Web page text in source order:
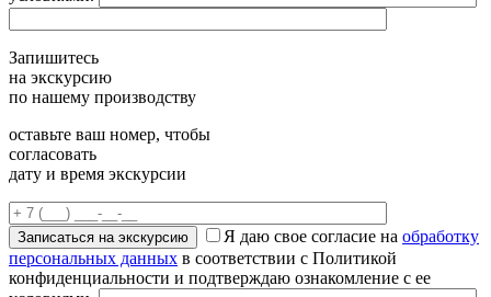
Запишитесь
на экскурсию
по нашему производству
оставьте ваш номер, чтобы
согласовать
дату и время экскурсии
Я даю свое согласие на обработку
персональных данных в соответствии с Политикой
конфиденциальности и подтверждаю ознакомление с ее